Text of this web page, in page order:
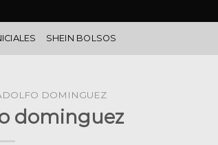
SHEIN BOLSOS
DOMINGUEZ
dominguez